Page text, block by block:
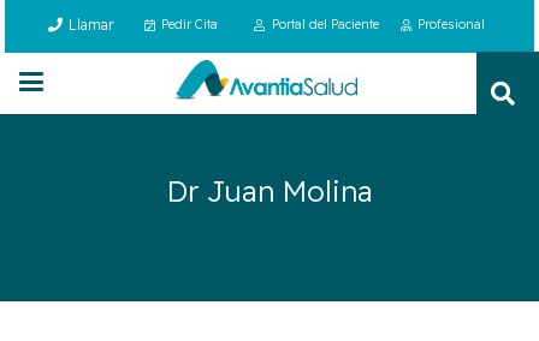
Llamar Pedir Cita Portal del Paciente Profesional
Dr Juan Molina